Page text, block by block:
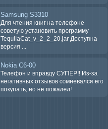
Samsung S3310
Для чтения книг на телефоне
советую установить программу
TequilaCat_v_2_2_20.jar Доступна
версия ...
Nokia C6-00
Телефон и вправду СУПЕР!! Из-за
негативных отзывов сомневался его
покупать, но не пожалел!